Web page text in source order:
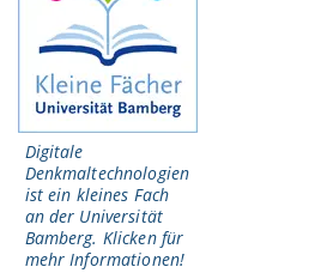
Digitale
Denkmaltechnologien
ist ein kleines Fach
an der Universität
Bamberg. Klicken für
mehr Informationen!